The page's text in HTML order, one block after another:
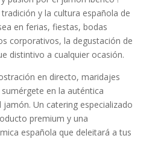
y la cultura española de
en ferias, fiestas, bodas
corporativos, la degustación de
distintivo a cualquier ocasión.
en directo, maridajes
en la auténtica
Un catering especializado
premium y una
española que deleitará a tus